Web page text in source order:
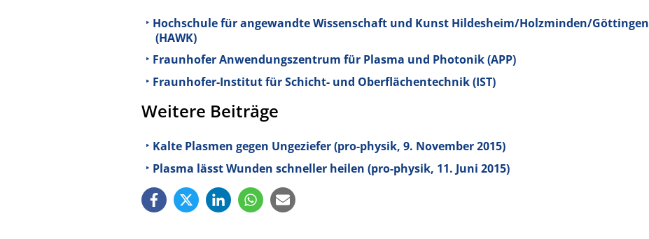
Hochschule für angewandte Wissenschaft und Kunst Hildesheim/Holzminden/Göttingen
(HAWK)
Fraunhofer Anwendungszentrum für Plasma und Photonik (APP)
Fraunhofer-Institut für Schicht- und Oberflächentechnik (IST)
Weitere Beiträge
Kalte Plasmen gegen Ungeziefer (pro-physik, 9. November 2015)
Plasma lässt Wunden schneller heilen (pro-physik, 11. Juni 2015)